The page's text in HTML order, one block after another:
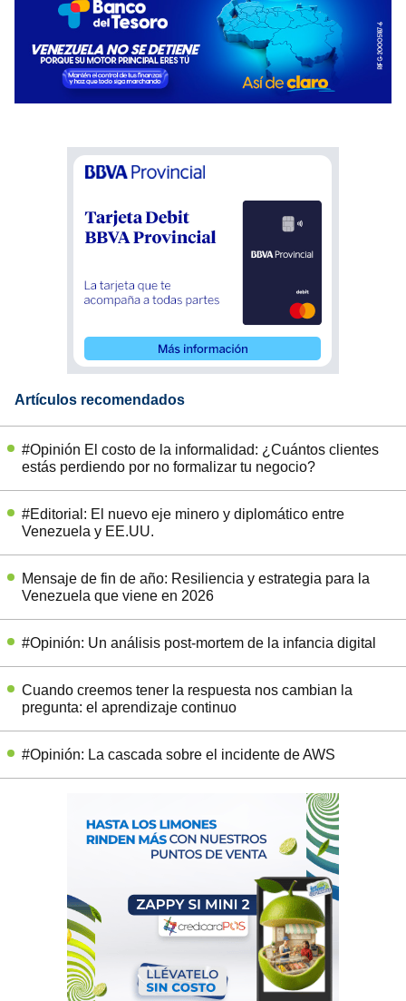
Artículos recomendados
#Opinión El costo de la informalidad: ¿Cuántos clientes
estás perdiendo por no formalizar tu negocio?
#Editorial: El nuevo eje minero y diplomático entre
Venezuela y EE.UU.
Mensaje de fin de año: Resiliencia y estrategia para la
Venezuela que viene en 2026
#Opinión: Un análisis post-mortem de la infancia digital
Cuando creemos tener la respuesta nos cambian la
pregunta: el aprendizaje continuo
#Opinión: La cascada sobre el incidente de AWS